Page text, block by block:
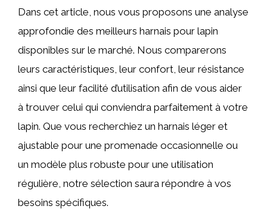
Dans cet article, nous vous proposons une analyse
approfondie des meilleurs harnais pour lapin
disponibles sur le marché. Nous comparerons
leurs caractéristiques, leur confort, leur résistance
ainsi que leur facilité d’utilisation afin de vous aider
à trouver celui qui conviendra parfaitement à votre
lapin. Que vous recherchiez un harnais léger et
ajustable pour une promenade occasionnelle ou
un modèle plus robuste pour une utilisation
régulière, notre sélection saura répondre à vos
besoins spécifiques.